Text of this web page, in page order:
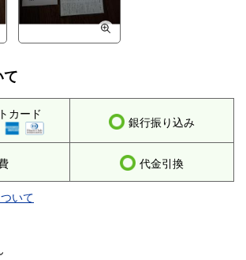
て
カード
銀行振り込み
代金引換
いて